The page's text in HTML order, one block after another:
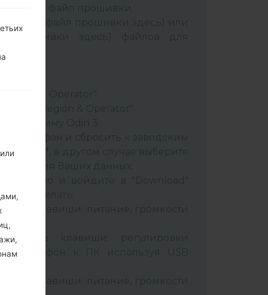
телефон и сбросить к заводским
_ ***, в другом случае выберите
и войдите в "Download"
это сделать:
клавиши: питание, громкости
клавиши: регулировки
телефон к ПК используя USB
клавиши: питание, громкости